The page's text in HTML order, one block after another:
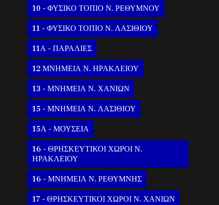
10 - ΦΥΣΙΚΟ ΤΟΠΙΟ Ν. ΡΕΘΥΜΝΟΥ
11 - ΦΥΣΙΚΟ ΤΟΠΙΟ Ν. ΛΑΣΙΘΙΟΥ
11Α - ΠΑΡΑΛΙΕΣ
12 ΜΝΗΜΕΙΑ Ν. ΗΡΑΚΛΕΙΟΥ
13 - ΜΝΗΜΕΙΑ Ν. ΧΑΝΙΩΝ
15 - ΜΝΗΜΕΙΑ Ν. ΛΑΣΙΘΙΟΥ
15Α - ΜΟΥΣΕΙΑ
16 - ΘΡΗΣΚΕΥΤΙΚΟΙ ΧΩΡΟΙ Ν.
ΗΡΑΚΛΕΙΟΥ
16 - ΜΝΗΜΕΙΑ Ν. ΡΕΘΥΜΝΗΣ
17 - ΘΡΗΣΚΕΥΤΙΚΟΙ ΧΩΡΟΙ Ν. ΧΑΝΙΩΝ